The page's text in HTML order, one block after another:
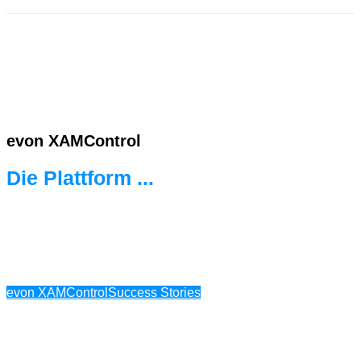
evon XAMControl
Die Plattform ...
evon XAMControl Success Stories